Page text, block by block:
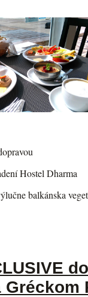
Hostel Dharma
balkánska
Gréckom